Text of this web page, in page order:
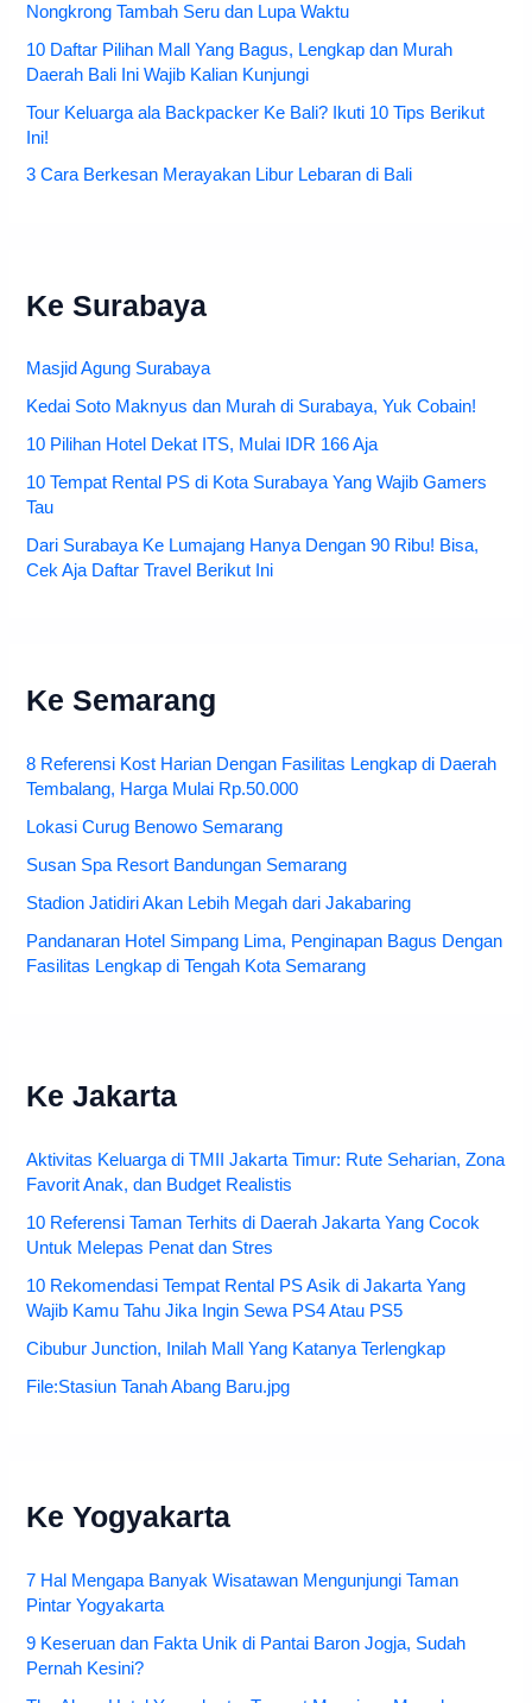
Nongkrong Tambah Seru dan Lupa Waktu
10 Daftar Pilihan Mall Yang Bagus, Lengkap dan Murah
Daerah Bali Ini Wajib Kalian Kunjungi
Tour Keluarga ala Backpacker Ke Bali? Ikuti 10 Tips Berikut
Ini!
3 Cara Berkesan Merayakan Libur Lebaran di Bali
Ke Surabaya
Masjid Agung Surabaya
Kedai Soto Maknyus dan Murah di Surabaya, Yuk Cobain!
10 Pilihan Hotel Dekat ITS, Mulai IDR 166 Aja
10 Tempat Rental PS di Kota Surabaya Yang Wajib Gamers
Tau
Dari Surabaya Ke Lumajang Hanya Dengan 90 Ribu! Bisa,
Cek Aja Daftar Travel Berikut Ini
Ke Semarang
8 Referensi Kost Harian Dengan Fasilitas Lengkap di Daerah
Tembalang, Harga Mulai Rp.50.000
Lokasi Curug Benowo Semarang
Susan Spa Resort Bandungan Semarang
Stadion Jatidiri Akan Lebih Megah dari Jakabaring
Pandanaran Hotel Simpang Lima, Penginapan Bagus Dengan
Fasilitas Lengkap di Tengah Kota Semarang
Ke Jakarta
Aktivitas Keluarga di TMII Jakarta Timur: Rute Seharian, Zona
Favorit Anak, dan Budget Realistis
10 Referensi Taman Terhits di Daerah Jakarta Yang Cocok
Untuk Melepas Penat dan Stres
10 Rekomendasi Tempat Rental PS Asik di Jakarta Yang
Wajib Kamu Tahu Jika Ingin Sewa PS4 Atau PS5
Cibubur Junction, Inilah Mall Yang Katanya Terlengkap
File:Stasiun Tanah Abang Baru.jpg
Ke Yogyakarta
7 Hal Mengapa Banyak Wisatawan Mengunjungi Taman
Pintar Yogyakarta
9 Keseruan dan Fakta Unik di Pantai Baron Jogja, Sudah
Pernah Kesini?